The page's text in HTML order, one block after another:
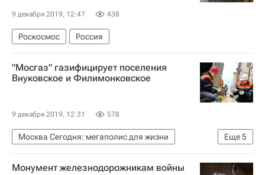
9 декабря 2019, 12:47 438
Роскосмос Россия
"Мосгаз" газифицирует поселения
Внуковское и Филимонковское
9 декабря 2019, 12:31 578
Еще5
Москва Сегодня: мегаполис для жизни
Мосгаз
Новая Москва
ЖКХ
Городское хозяйство Москвы
Монумент железнодорожникам войны